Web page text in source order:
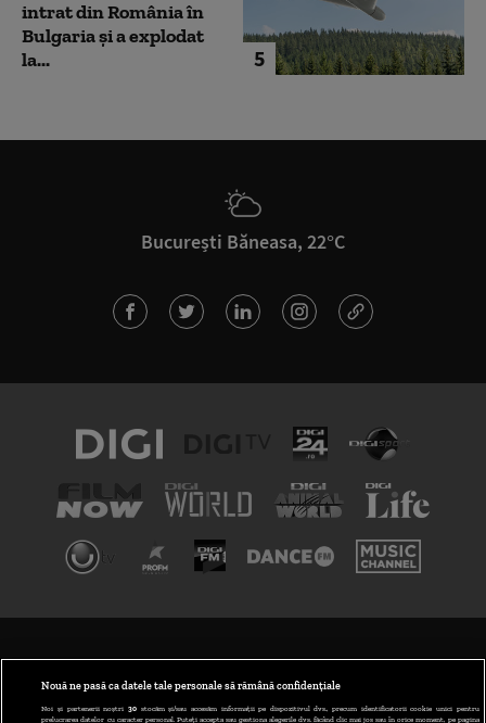
5
intrat din România în
Bulgaria şi a explodat
la...
București Băneasa, 22°C
Nouă ne pasă ca datele tale personale să rămână confidențiale
Noi și partenerii noștri 30stocăm și/sau accesăm informații pe dispozitivul dvs., precum identificatorii cookie unici pentru
prelucrarea datelor cu caracter personal. Puteți accepta sau gestiona alegerile dvs. făcând clic mai jos sau în orice moment, pe pagina